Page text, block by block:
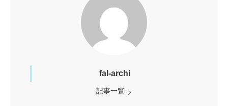
fal-archi
記事一覧